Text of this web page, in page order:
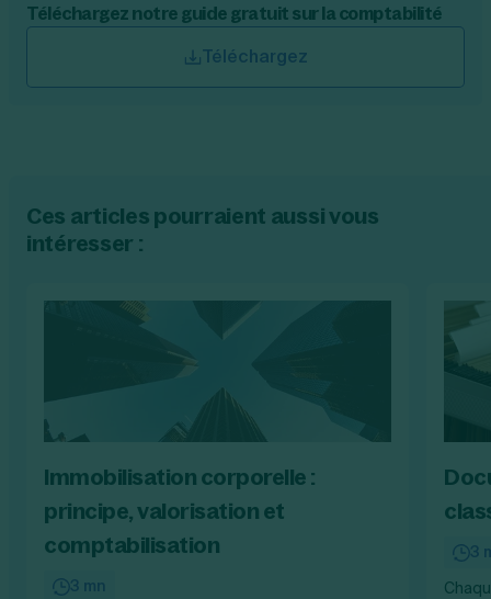
Téléchargez notre guide gratuit sur la comptabilité
Téléchargez
Ces articles pourraient aussi vous
intéresser :
Immobilisation corporelle :
principe, valorisation et
comptabilisation
3 mn
3